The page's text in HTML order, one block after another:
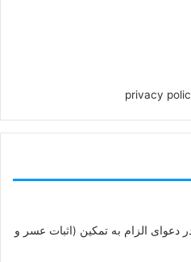
دعوای الزام به تمکین (اثبات عسر و